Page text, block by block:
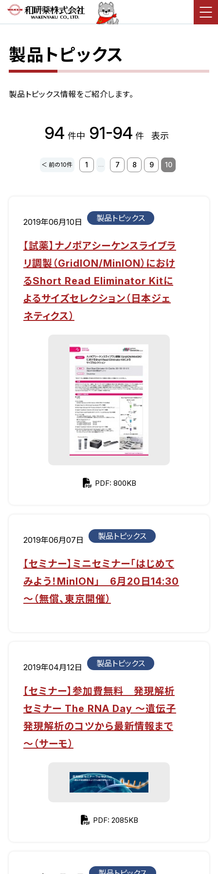
製品トピックス
製品トピックス情報をご紹介します。
94 件中 91-94 件 表示
＜ 前の10件 1 … 7 8 9 10
2019年06月10日 製品トピックス
【試薬】ナノポアシーケンスライブラ
リ調製（GridION/MinION）におけ
るShort Read Eliminator Kitに
よるサイズセレクション（日本ジェ
ネティクス）
PDF: 800KB
2019年06月07日 製品トピックス
【セミナー】ミニセミナー「はじめて
みよう！MinION」 6月20日14:30
～（無償、東京開催）
2019年04月12日 製品トピックス
【セミナー】参加費無料 発現解析
セミナー The RNA Day ～遺伝子
発現解析のコツから最新情報まで
～（サーモ）
PDF: 2085KB